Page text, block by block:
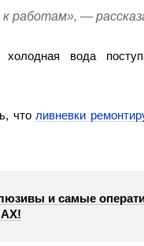
работам», —
холодная вода
что ливневки
и самые